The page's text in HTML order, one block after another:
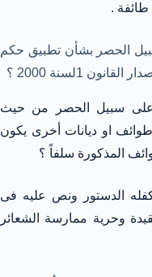
.
الحصر بشأن تطبيق حكم
1لسنة 2000 ؟
على سبيل الحصر من حيث
او ديانات أخرى يكون
المذكورة سلفاً ؟
الدستور ونص عليه فى
وحرية ممارسة الشعائر